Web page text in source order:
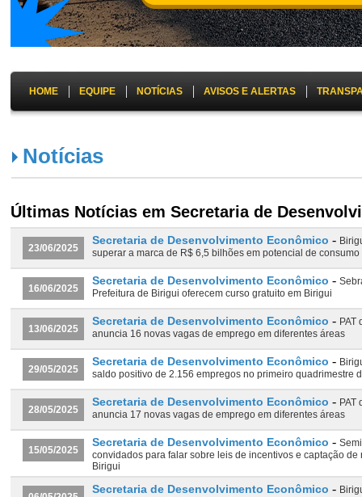
HOME EQUIPE NOTÍCIAS AVISOS E ALERTAS
Notícias
Últimas Notícias em Secretaria de
23/06/2025
Secretaria de Desenvolvimento Econômico -
superar a marca de R$ 6,5 bilhões em potencial de
16/06/2025
Secretaria de Desenvolvimento Econômico -
Prefeitura de Birigui oferecem curso gratuito em Birigui
13/06/2025
Secretaria de Desenvolvimento Econômico - PAT
anuncia 16 novas vagas de emprego em diferentes áreas
29/05/2025
Secretaria de Desenvolvimento Econômico -
saldo positivo de 2.156 empregos no primeiro quadrimestre
28/05/2025
Secretaria de Desenvolvimento Econômico - PAT
anuncia 17 novas vagas de emprego em diferentes áreas
15/05/2025
Secretaria de Desenvolvimento Econômico -
convidados para falar sobre leis de incentivos e captação de
Birigui
Secretaria de Desenvolvimento Econômico -